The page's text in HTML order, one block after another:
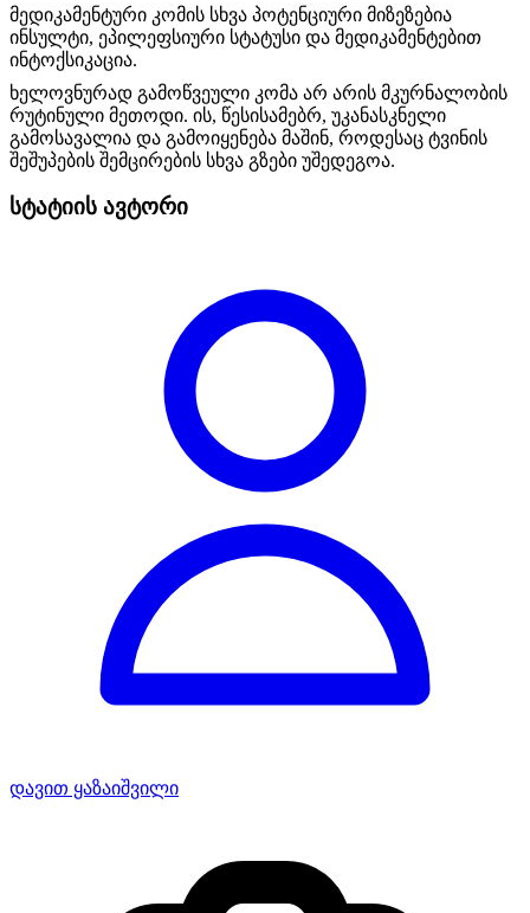
მედიკამენტური კომის სხვა პოტენციური მიზეზებია
ინსულტი, ეპილეფსიური სტატუსი და მედიკამენტებით
ინტოქსიკაცია.
ხელოვნურად გამოწვეული კომა არ არის მკურნალობის
რუტინული მეთოდი. ის, წესისამებრ, უკანასკნელი
გამოსავალია და გამოიყენება მაშინ, როდესაც ტვინის
შეშუპების შემცირების სხვა გზები უშედეგოა.
სტატიის ავტორი
დავით ყაზაიშვილი